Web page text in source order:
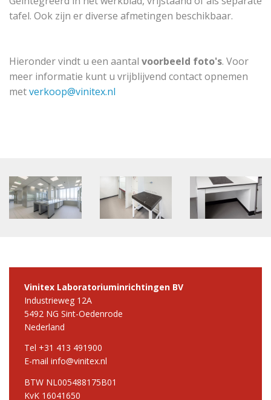
tafel. Ook zijn er diverse afmetingen beschikbaar.
Hieronder vindt u een aantal voorbeeld foto's. Voor
meer informatie kunt u vrijblijvend contact opnemen
metverkoop@vinitex.nl
Vinitex Laboratoriuminrichtingen BV
Industrieweg 12A
5492 NG Sint-Oedenrode
Nederland
Tel +31 413 491900
E-mail info@vinitex.nl
BTW NL005488175B01
KvK 16041650